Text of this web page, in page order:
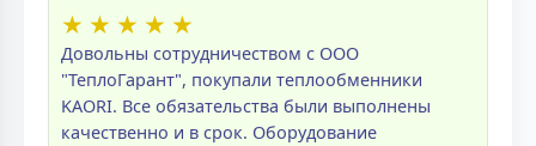
★ ★ ★ ★ ★
Довольны сотрудничеством с ООО
"ТеплоГарант", покупали теплообменники
KAORI. Все обязательства были выполнены
качественно и в срок. Оборудование